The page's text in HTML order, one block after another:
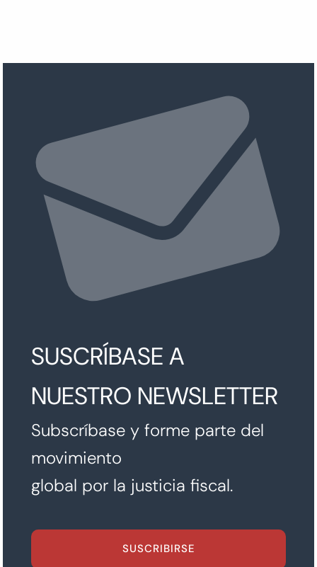
SUSCRÍBASE A
NUESTRO NEWSLETTER
Subscríbase y forme parte del
movimiento
global por la justicia fiscal.
SUSCRIBIRSE